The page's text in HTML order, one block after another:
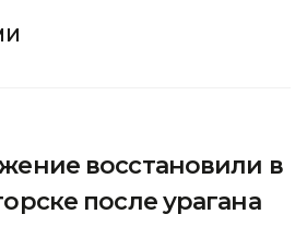
восстановили в
после урагана